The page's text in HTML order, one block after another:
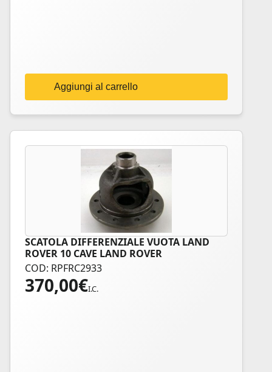
Aggiungi al carrello
SCATOLA DIFFERENZIALE VUOTA LAND
ROVER 10 CAVE LAND ROVER
COD: RPFRC2933
370,00€I.C.